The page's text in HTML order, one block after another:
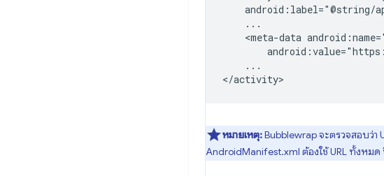
<meta-data
...
หมายเหตุ:Bubblewrap จะตรวจสอบว่า
AndroidManifest.xml ต้องใช้ URL ทั้งหมด